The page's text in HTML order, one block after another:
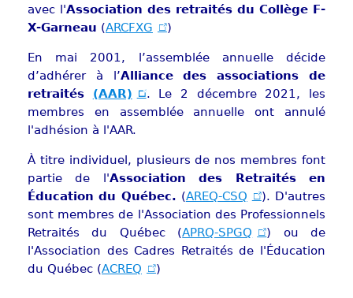
avec l'Association des retraités du Collège F-
X-Garneau (ARCFXG )
En mai 2001, l’assemblée annuelle décide
d’adhérer à l’Alliance des associations de
retraités (AAR)
. Le 2 décembre 2021, les
membres en assemblée annuelle ont annulé
l'adhésion à l'AAR.
À titre individuel, plusieurs de nos membres font
partie de l'Association des Retraités en
Éducation du Québec. (AREQ-CSQ
). D'autres
sont membres de l'Association des Professionnels
Retraités du Québec (APRQ-SPGQ
) ou de
l'Association des Cadres Retraités de l'Éducation
du Québec (ACREQ )